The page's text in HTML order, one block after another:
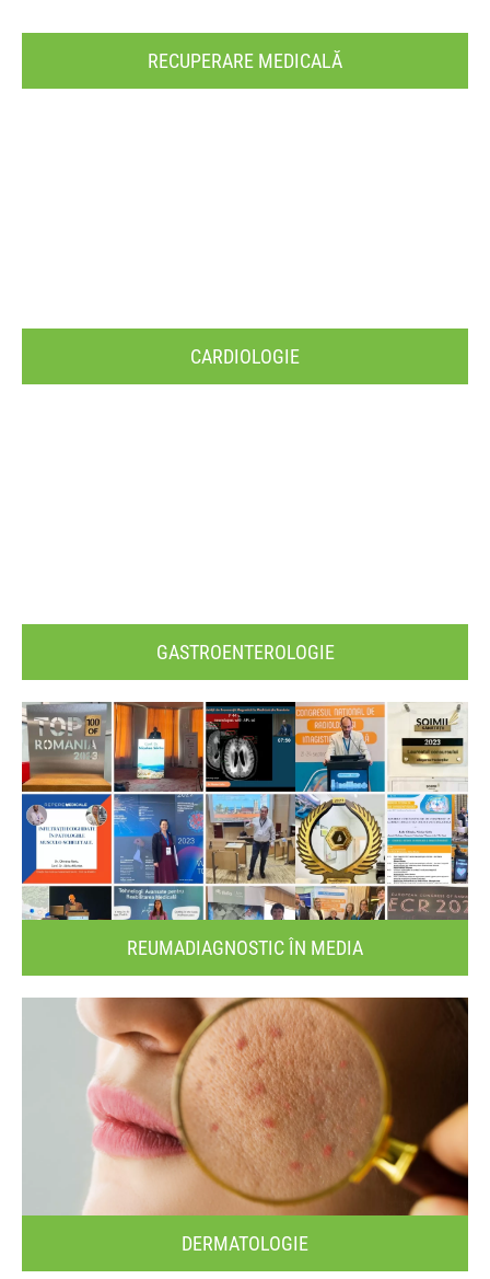
RECUPERARE MEDICALĂ
CARDIOLOGIE
GASTROENTEROLOGIE
REUMADIAGNOSTIC ÎN MEDIA
DERMATOLOGIE